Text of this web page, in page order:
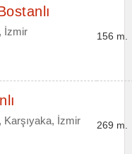
İzmir 156 m.
Karşıyaka, İzmir 269 m.